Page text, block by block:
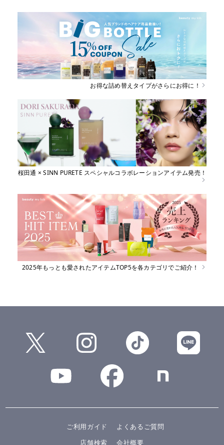
お得な詰め替えタイプがさらにお得に！
桜田通 × SINN PURETE スペシャルコラボレーションアイテム発売！
2025年もっとも愛されたアイテムTOP5を各カテゴリでご紹介！
ご利用ガイド
よくあるご質問
店舗検索
会社概要